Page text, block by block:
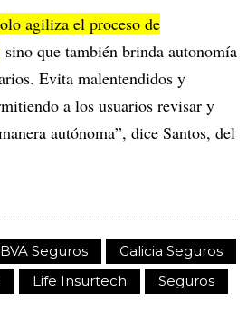
agiliza el proceso de
sino que también brinda autonomía
Evita malentendidos y
a los usuarios revisar y
autónoma”, dice Santos, del
Seguros
Galicia Seguros
Life Insurtech Seguros